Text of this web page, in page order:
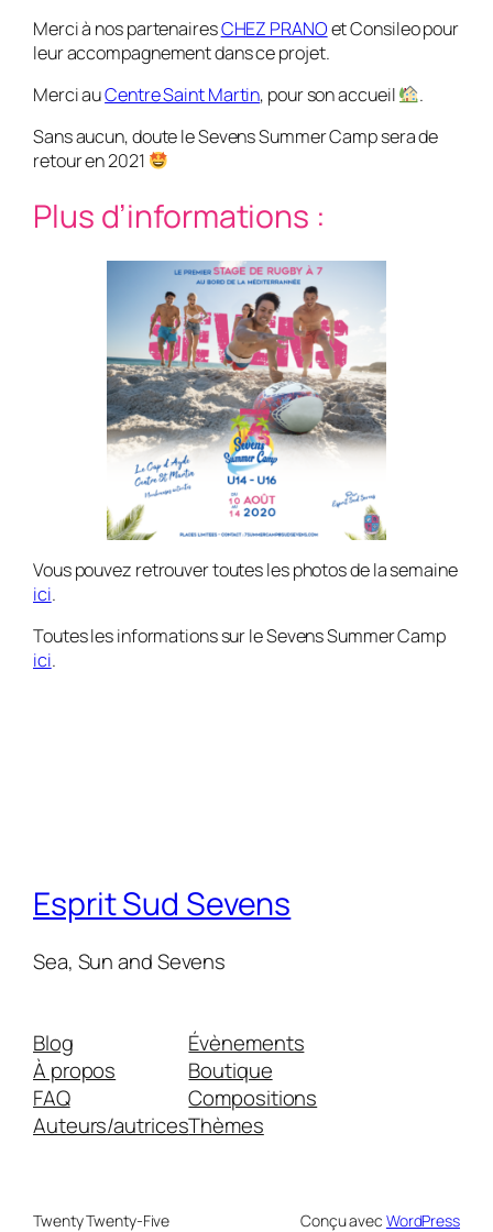
Merci à nos partenairesCHEZ PRANOet Consileo pour
leur accompagnement dans ce projet.
Merci auCentre Saint Martin, pour son accueil
.
Sans aucun, doute le Sevens Summer Camp sera de
retour en 2021
Plus d’informations :
Vous pouvez retrouver toutes les photos de la semaine
ici.
Toutes les informations sur le Sevens Summer Camp
ici.
Esprit Sud Sevens
Sea, Sun and Sevens
Blog
À propos
FAQ
Auteurs/autrices
Évènements
Boutique
Compositions
Thèmes
Twenty Twenty-Five Conçu avec WordPress